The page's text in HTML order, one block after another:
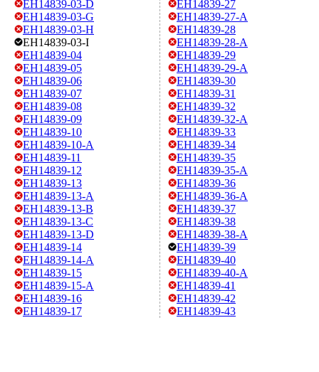
EH14839-03-D
EH14839-03-G
EH14839-03-H
EH14839-03-I
EH14839-04
EH14839-05
EH14839-06
EH14839-07
EH14839-08
EH14839-09
EH14839-10
EH14839-10-A
EH14839-11
EH14839-12
EH14839-13
EH14839-13-A
EH14839-13-B
EH14839-13-C
EH14839-13-D
EH14839-14
EH14839-14-A
EH14839-15
EH14839-15-A
EH14839-16
EH14839-17
EH14839-27
EH14839-27-A
EH14839-28
EH14839-28-A
EH14839-29
EH14839-29-A
EH14839-30
EH14839-31
EH14839-32
EH14839-32-A
EH14839-33
EH14839-34
EH14839-35
EH14839-35-A
EH14839-36
EH14839-36-A
EH14839-37
EH14839-38
EH14839-38-A
EH14839-39
EH14839-40
EH14839-40-A
EH14839-41
EH14839-42
EH14839-43